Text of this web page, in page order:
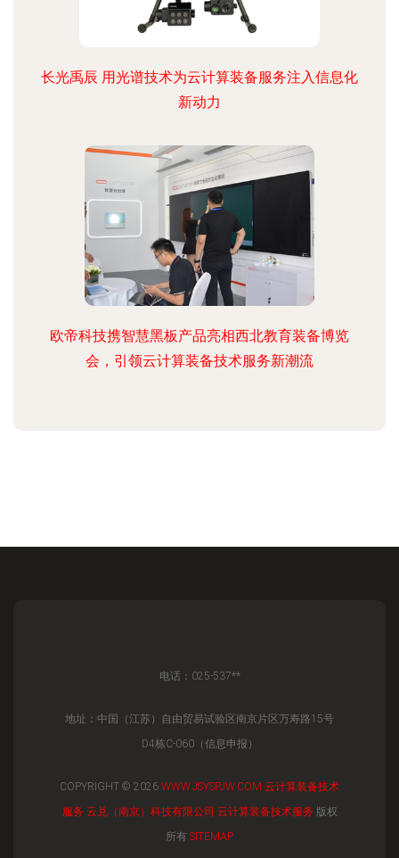
长光禹辰 用光谱技术为云计算装备服务注入信息化
新动力
欧帝科技携智慧黑板产品亮相西北教育装备博览
会，引领云计算装备技术服务新潮流
电话：025-537**
地址：中国（江苏）自由贸易试验区南京片区万寿路15号
D4栋C-060（信息申报）
COPYRIGHT © 2026 WWW.JSYSPJW.COM 云计算装备技术
服务 云兑（南京）科技有限公司 云计算装备技术服务 版权
所有 SITEMAP